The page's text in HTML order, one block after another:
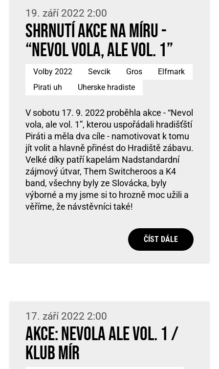
19. září 2022 2:00
Shrnutí akce na Míru -
“Nevol vola, ale vol. 1”
Volby 2022 Sevcik Gros
Elfmark
Pirati uh
Uherske hradiste
V sobotu 17. 9. 2022 proběhla akce - “Nevol
vola, ale vol. 1”, kterou uspořádali hradišťští
Piráti a měla dva cíle - namotivovat k tomu
jít volit a hlavně přinést do Hradiště zábavu.
Velké díky patří kapelám Nadstandardní
zájmový útvar, Them Switcheroos a K4
band, všechny byly ze Slovácka, byly
výborné a my jsme si to hrozně moc užili a
věříme, že návstěvníci také!
ČÍST DÁLE
17. září 2022 2:00
AKCE: Nevola ale vol. 1 /
Klub Mír